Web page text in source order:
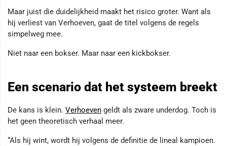
Maar juist die duidelijkheid maakt het risico groter. Want als
hij verliest van Verhoeven, gaat de titel volgens de regels
simpelweg mee.
Niet naar een bokser. Maar naar een kickbokser.
Een scenario dat het systeem breekt
De kans is klein. Verhoeven geldt als zware underdog. Toch is
het geen theoretisch verhaal meer.
“Als hij wint, wordt hij volgens de definitie de lineal kampioen.